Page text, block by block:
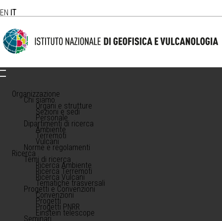
EN IT
Organizzazione
Chi siamo
Organi e strutture
Sezioni e sedi
Personale
Dipartimenti di ricerca
Ambiente
Terremoti
Vulcani
Norme e regolamenti
Ricerca
Temi di ricerca
Ricerca Ambiente
Ricerca Terremoti
Ricerca Vulcani
Tematiche trasversali
Progetti e Convenzioni
Convenzioni
Progetti
Progetti PNRR
Einstein telescope
Seminari